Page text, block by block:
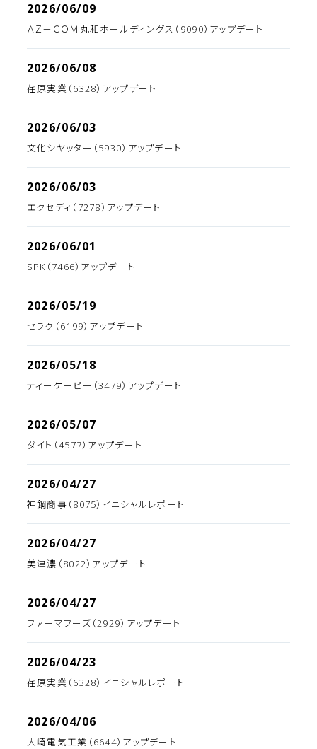
2026/06/09
ＡＺ－ＣＯＭ丸和ホールディングス（9090）アップデート
2026/06/08
荏原実業（6328）アップデート
2026/06/03
文化シヤッター（5930）アップデート
2026/06/03
エクセディ（7278）アップデート
2026/06/01
SPK（7466）アップデート
2026/05/19
セラク（6199）アップデート
2026/05/18
ティーケーピー（3479）アップデート
2026/05/07
ダイト（4577）アップデート
2026/04/27
神鋼商事（8075）イニシャルレポート
2026/04/27
美津濃（8022）アップデート
2026/04/27
ファーマフーズ（2929）アップデート
2026/04/23
荏原実業（6328）イニシャルレポート
2026/04/06
大崎電気工業（6644）アップデート